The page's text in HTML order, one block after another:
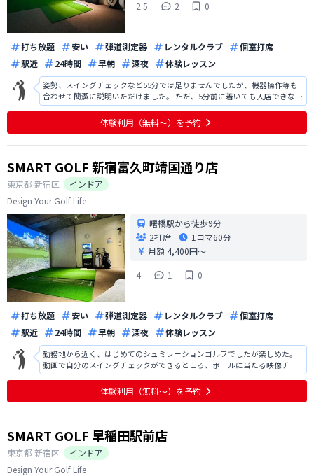
2.5 2 0
打ち放題 安い 弾道測定器 レンタルクラブ
個室打席
駅近
24時間 早朝 深夜 体験レッスン
姿勢、スイングチェックなど55分では足りませんでしたが、機器操作等も
合わせて簡潔に説明いただけました。 ただ、5分前に着いても入店できなく
て不安になりました。前日に予約の確認のメールを送っていただくのであ
れば、お店の前で待つことをメールで前もって伝えていただきたかったで
す。 それから24時間通い放題
体験利用（無料〜）を予約
SMART GOLF 新宿富久町靖国通り店
東京都 新宿区
インドア
Design Your Golf Life
曙橋駅から徒歩9分
2打席
1コマ60分
月額 4,400円〜
4
1 0
打ち放題 安い 弾道測定器 レンタルクラブ
個室打席
駅近
24時間 早朝 深夜 体験レッスン
勤務地から近く、はじめてのシュミレーションゴルフでしたが楽しめた。
動画で自分のスイングチェックができるところ、ボールに当たる映像チェ
ックができるところが良かった。 ただ、オンラインの接続が悪く解説がと
ぎれとぎれでした。 説明はわかりやすかったがそこがストレスだった。 ま
た、契約開始までのオペレー
体験利用（無料〜）を予約
SMART GOLF 早稲田駅前店
東京都 新宿区
インドア
Design Your Golf Life